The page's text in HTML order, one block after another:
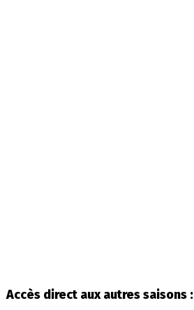
Accès direct aux autres saisons :